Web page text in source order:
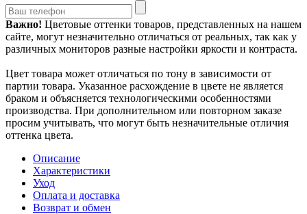
Важно! Цветовые оттенки товаров, представленных на нашем
сайте, могут незначительно отличаться от реальных, так как у
различных мониторов разные настройки яркости и контраста.
Цвет товара может отличаться по тону в зависимости от
партии товара. Указанное расхождение в цвете не является
браком и объясняется технологическими особенностями
производства. При дополнительном или повторном заказе
просим учитывать, что могут быть незначительные отличия
оттенка цвета.
Описание
Характеристики
Уход
Оплата и доставка
Возврат и обмен